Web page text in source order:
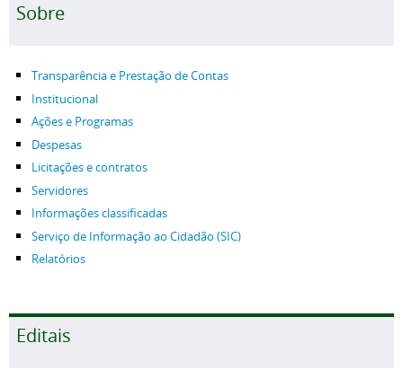
Sobre
Transparência e Prestação de Contas
Institucional
Ações e Programas
Despesas
Licitações e contratos
Servidores
Informações classificadas
Serviço de Informação ao Cidadão (SIC)
Relatórios
Editais